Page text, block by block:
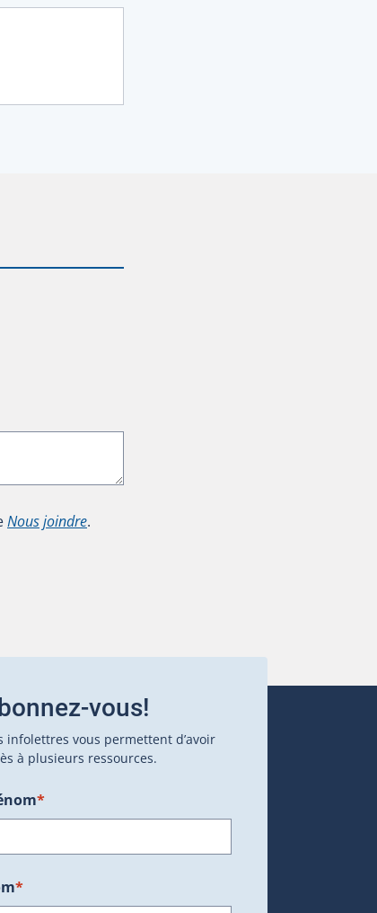
Nous joindre.
nouvelle fenêtre.)
vous!
infolettres vous permettent d’avoir
à plusieurs ressources.
*
*